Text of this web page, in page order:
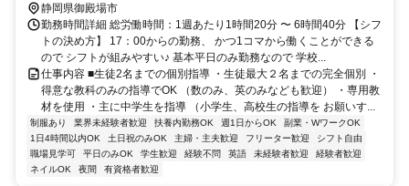
静岡県御殿場市
勤務時間詳細 総労働時間：1週あたり1時間20分 〜 6時間40分 【シフ
トの決め方】 17：00からの勤務、 かつ1コマから働くことができる
ので シフトが組みやすい♪ 基本平日のみ勤務なので 学校...
仕事内容 ■生徒2名までの個別指導 ・生徒最大２名までの完全個別 ・
得意な教科のみの指導でOK （数のみ、英のみなども歓迎） ・専用教
材を使用 ・主に中学生を指導 （小学生、高校生の指導を お願いす...
制服あり 業界未経験者歓迎 扶養内勤務OK 週1日からOK
副業・WワークOK
1日4時間以内OK
土日祝のみOK 主婦・主夫歓迎 フリーター歓迎
シフト自由
職場見学可
平日のみOK 学生歓迎 経験不問 英語 未経験者歓迎
経験者歓迎
ネイルOK
夜間 有資格者歓迎